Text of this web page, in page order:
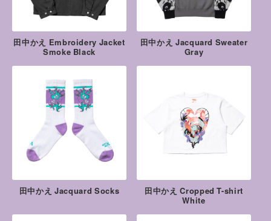
田中かえ Embroidery Jacket
Smoke Black
田中かえ Jacquard Sweater
Gray
田中かえ Jacquard Socks
田中かえ Cropped T-shirt
White